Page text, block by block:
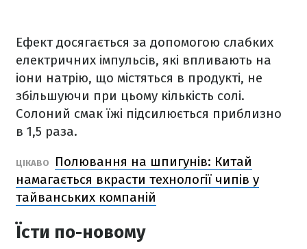
Ефект досягається за допомогою слабких
електричних імпульсів, які впливають на
іони натрію, що містяться в продукті, не
збільшуючи при цьому кількість солі.
Солоний смак їжі підсилюється приблизно
в 1,5 раза.
ЦІКАВО
Полювання на шпигунів: Китай
намагається вкрасти технології чипів у
тайванських компаній
Їсти по-новому